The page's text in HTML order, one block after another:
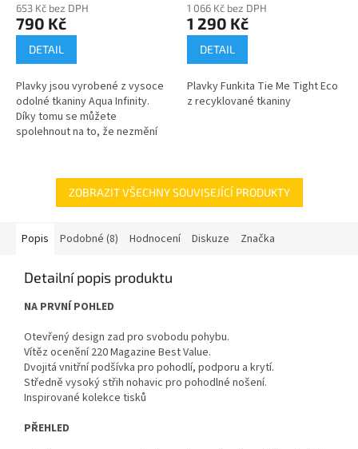
653 Kč bez DPH
790 Kč
DETAIL
Plavky jsou vyrobené z vysoce
odolné tkaniny Aqua Infinity.
Díky tomu se můžete
spolehnout na to, že nezmění
Skvělou...
1 066 Kč bez DPH
1 290 Kč
DETAIL
Plavky Funkita Tie Me Tight Eco
z recyklované tkaniny
ZOBRAZIT VŠECHNY SOUVISEJÍCÍ PRODUKTY
Popis Podobné (8) Hodnocení Diskuze Značka
Detailní popis produktu
NA PRVNÍ POHLED
Otevřený design zad pro svobodu pohybu.
Vítěz ocenění 220 Magazine Best Value.
Dvojitá vnitřní podšívka pro pohodlí, podporu a krytí.
Středně vysoký střih nohavic pro pohodlné nošení.
Inspirované kolekce tisků
PŘEHLED